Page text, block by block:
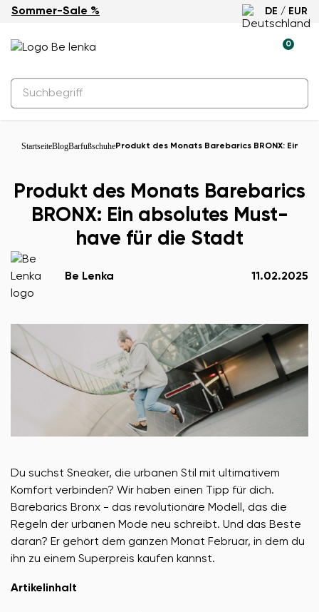
Sommer-Sale % DE / EUR
0
StartseiteBlogBarfußschuheProdukt des Monats Barebarics BRONX: Ein
Produkt des Monats Barebarics
BRONX: Ein absolutes Must-
have für die Stadt
Be Lenka 11.02.2025
Du suchst Sneaker, die urbanen Stil mit ultimativem
Komfort verbinden? Wir haben einen Tipp für dich.
Barebarics Bronx - das revolutionäre Modell, das die
Regeln der urbanen Mode neu schreibt. Und das Beste
daran? Er gehört dem ganzen Monat Februar, in dem du
ihn zu einem Superpreis kaufen kannst.
Artikelinhalt